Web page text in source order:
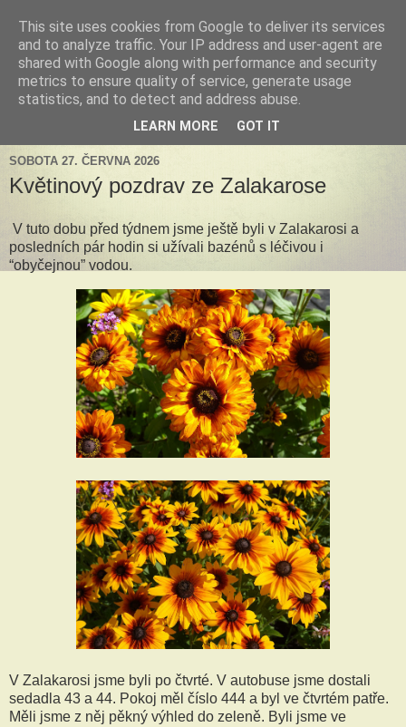
Tillandsia za okny
Tillandsie a další zelená havěť která s námi může žít v bytě,
k našim velkým radostem, nebo také starostem.
SOBOTA 27. ČERVNA 2026
Květinový pozdrav ze Zalakarose
V tuto dobu před týdnem jsme ještě byli v Zalakarosi a
posledních pár hodin si užívali bazénů s léčivou i
“obyčejnou” vodou.
V Zalakarosi jsme byli po čtvrté. V autobuse jsme dostali
sedadla 43 a 44. Pokoj měl číslo 444 a byl ve čtvrtém patře.
Měli jsme z něj pěkný výhled do zeleně. Byli jsme ve
This site uses cookies from Google to deliver its services
and to analyze traffic. Your IP address and user-agent are
shared with Google along with performance and security
metrics to ensure quality of service, generate usage
statistics, and to detect and address abuse.
LEARN MORE GOT IT